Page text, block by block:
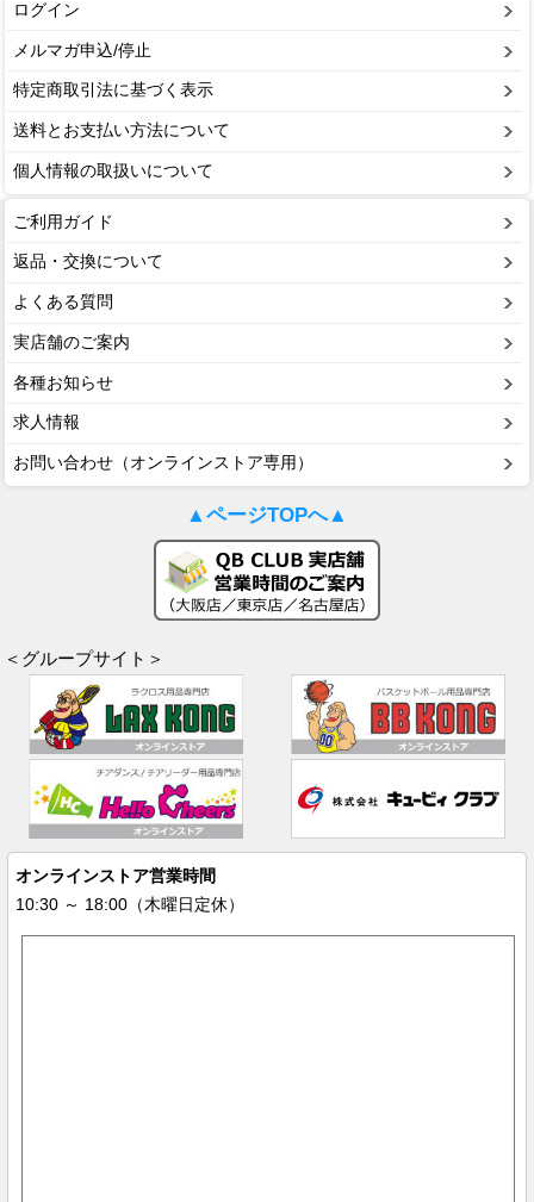
ログイン
メルマガ申込/停止
特定商取引法に基づく表示
送料とお支払い方法について
個人情報の取扱いについて
ご利用ガイド
返品・交換について
よくある質問
実店舗のご案内
各種お知らせ
求人情報
お問い合わせ（オンラインストア専用）
▲ページTOPへ▲
＜グループサイト＞
オンラインストア営業時間
10:30 ～ 18:00（木曜日定休）